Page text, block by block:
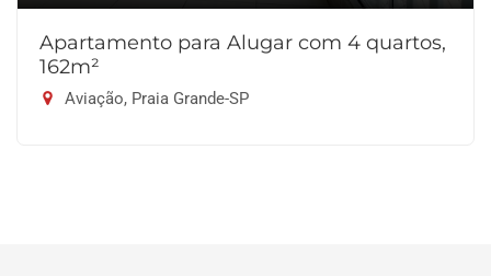
Apartamento para Alugar com 4 quartos,
162m²
Aviação, Praia Grande-SP